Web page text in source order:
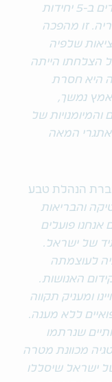
האחרונות להכפיל את מספר התלמידים ב-5 יחידות
זו מהפכה
שלפיה
הצלחתו הייתה
היא חסרת
נמשך,
של
המאה
הנהלת טבע
והבריאות
פועלים
של ישראל.
לעוצמתה
האנושות.
ומעניק תקווה
ללא מענה.
שנרתמו
אסטרטגיה מכוונת מטרה
ישראל שיסללו